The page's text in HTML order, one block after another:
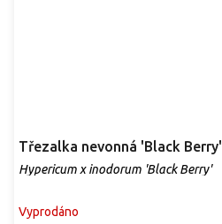
Třezalka nevonná 'Black Berry'
Hypericum x inodorum 'Black Berry'
Vyprodáno